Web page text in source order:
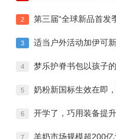
2 第三届“全球新品首发
3 适当户外活动加伊可
4 梦乐护脊书包以孩子
5 奶粉新国标生效在即
6 开学了，巧用装备提
7 羊奶市场规模超200